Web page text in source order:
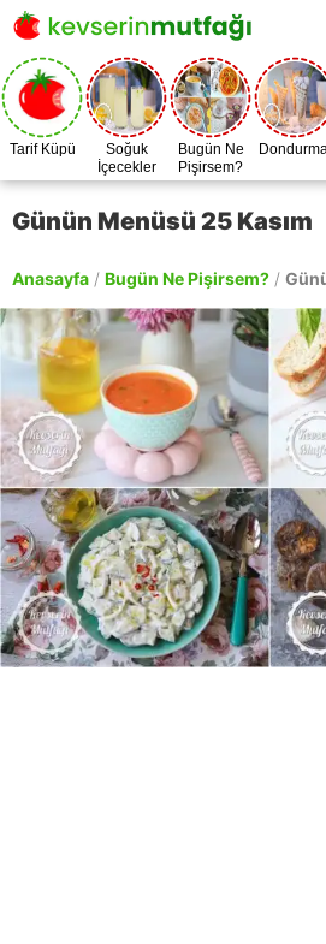
Tarif Küpü
Soğuk
İçecekler
Bugün Ne
Pişirsem?
Günün Menüsü 25 Kasım
Anasayfa / Bugün Ne Pişirsem? /